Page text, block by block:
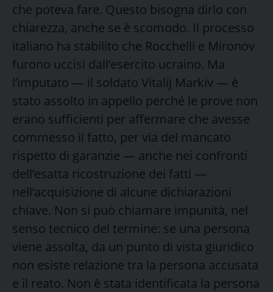
che poteva fare. Questo bisogna dirlo con
chiarezza, anche se è scomodo. Il processo
italiano ha stabilito che Rocchelli e Mironov
furono uccisi dall’esercito ucraino. Ma
l’imputato — il soldato Vitalij Markiv — è
stato assolto in appello perché le prove non
erano sufficienti per affermare che avesse
commesso il fatto, per via del mancato
rispetto di garanzie — anche nei confronti
dell’esatta ricostruzione dei fatti —
nell’acquisizione di alcune dichiarazioni
chiave. Non si può chiamare impunità, nel
senso tecnico del termine: se una persona
viene assolta, da un punto di vista giuridico
non esiste relazione tra la persona accusata
e il reato. Non è stata identificata la persona